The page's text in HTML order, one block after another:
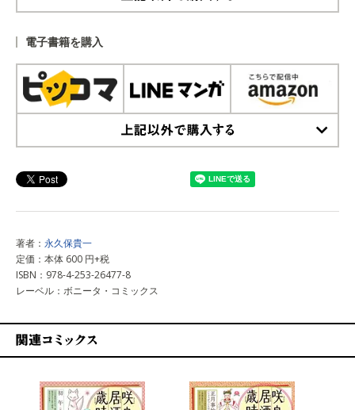
電子書籍を購入
著者： 永久保貴一
定価：本体 600 円+税
ISBN：978-4-253-26477-8
レーベル：ボニータ・コミックス